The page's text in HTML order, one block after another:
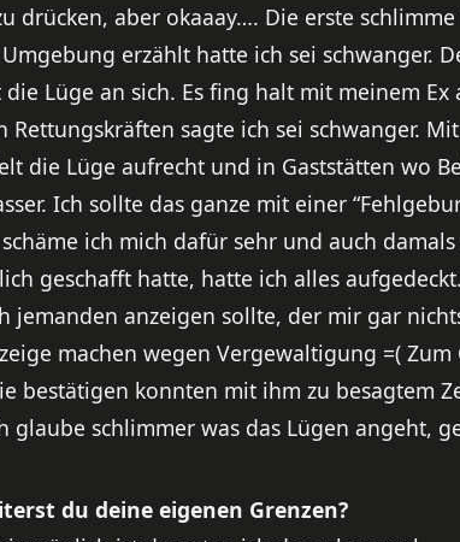
drücken, aber okaaay…. Die erste
erzählt hatte ich sei schwanger.
Lüge an sich. Es fing halt mit meinem
Rettungskräften sagte ich sei schwanger.
die Lüge aufrecht und in Gaststätten wo
Ich sollte das ganze mit einer
ich mich dafür sehr und auch
geschafft hatte, hatte ich alles
jemanden anzeigen sollte, der mir gar
machen wegen Vergewaltigung =( Zum
bestätigen konnten mit ihm zu besagtem
glaube schlimmer was das Lügen angeht,
du deine eigenen Grenzen?